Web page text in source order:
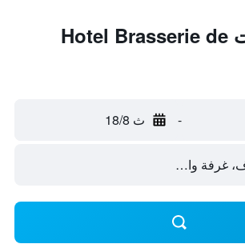
أفضل صفقات Hotel Brasserie de
- ث 18/8